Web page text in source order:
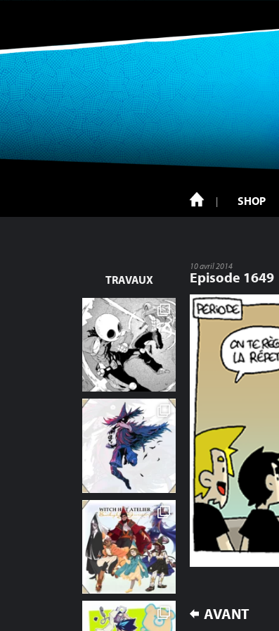
SHOP
TRAVAUX
10 avril 2014
Episode 1649
NAVIGATION
AVANT